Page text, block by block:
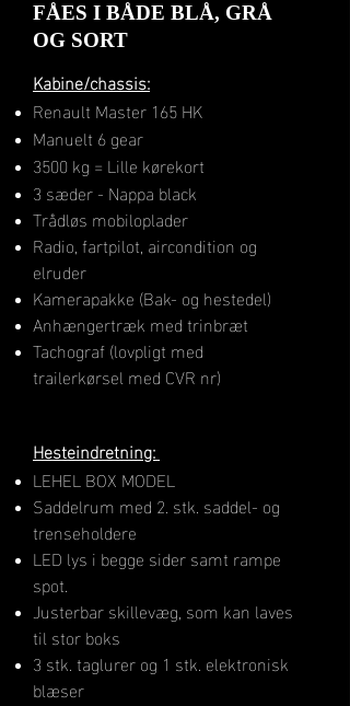
H​esteindretning:
LEHEL BOX MODEL
Saddelrum med 2. stk. saddel- og
trenseholdere
LED lys i begge sider samt rampe
spot.
Justerbar skillevæg, som kan laves
til stor boks
3 stk. taglurer og 1 stk. elektronisk
blæser
FÅES I BÅDE BLÅ, GRÅ
OG SORT
Kabine/chassis:
Renault Master 165 HK
Manuelt 6 gear
3500 kg = Lille kørekort
3 sæder - Nappa black
Trådløs mobiloplader
Radio, fartpilot, aircondition og
elruder
Kamerapakke (Bak- og hestedel)
Anhængertræk med trinbræt
Tachograf (lovpligt med
trailerkørsel med CVR nr)